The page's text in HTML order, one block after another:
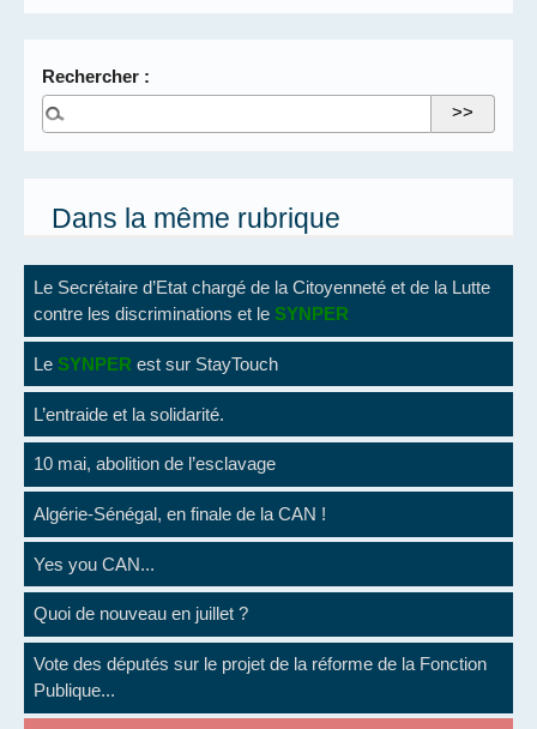
Rechercher :
Dans la même rubrique
Le Secrétaire d’Etat chargé de la Citoyenneté et de la Lutte
contre les discriminations et le SYNPER
Le SYNPER est sur StayTouch
L’entraide et la solidarité.
10 mai, abolition de l’esclavage
Algérie-Sénégal, en finale de la CAN !
Yes you CAN...
Quoi de nouveau en juillet ?
Vote des députés sur le projet de la réforme de la Fonction
Publique...